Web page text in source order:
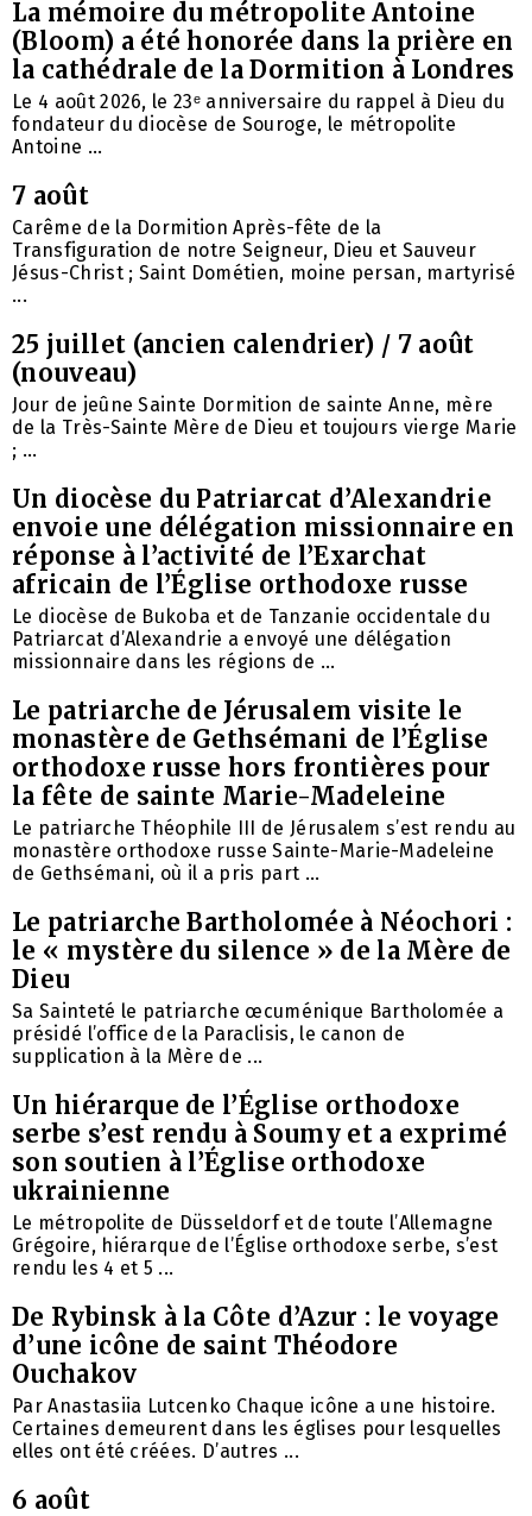
La mémoire du métropolite Antoine
(Bloom) a été honorée dans la prière en
la cathédrale de la Dormition à Londres
Le 4 août 2026, le 23ᵉ anniversaire du rappel à Dieu du
fondateur du diocèse de Souroge, le métropolite
Antoine ...
7 août
Carême de la Dormition Après-fête de la
Transfiguration de notre Seigneur, Dieu et Sauveur
Jésus-Christ ; Saint Dométien, moine persan, martyrisé
...
25 juillet (ancien calendrier) / 7 août
(nouveau)
Jour de jeûne Sainte Dormition de sainte Anne, mère
de la Très-Sainte Mère de Dieu et toujours vierge Marie
; ...
Un diocèse du Patriarcat d’Alexandrie
envoie une délégation missionnaire en
réponse à l’activité de l’Exarchat
africain de l’Église orthodoxe russe
Le diocèse de Bukoba et de Tanzanie occidentale du
Patriarcat d’Alexandrie a envoyé une délégation
missionnaire dans les régions de ...
Le patriarche de Jérusalem visite le
monastère de Gethsémani de l’Église
orthodoxe russe hors frontières pour
la fête de sainte Marie-Madeleine
Le patriarche Théophile III de Jérusalem s’est rendu au
monastère orthodoxe russe Sainte-Marie-Madeleine
de Gethsémani, où il a pris part ...
Le patriarche Bartholomée à Néochori :
le « mystère du silence » de la Mère de
Dieu
Sa Sainteté le patriarche œcuménique Bartholomée a
présidé l’office de la Paraclisis, le canon de
supplication à la Mère de ...
Un hiérarque de l’Église orthodoxe
serbe s’est rendu à Soumy et a exprimé
son soutien à l’Église orthodoxe
ukrainienne
Le métropolite de Düsseldorf et de toute l’Allemagne
Grégoire, hiérarque de l’Église orthodoxe serbe, s’est
rendu les 4 et 5 ...
De Rybinsk à la Côte d’Azur : le voyage
d’une icône de saint Théodore
Ouchakov
Par Anastasiia Lutcenko Chaque icône a une histoire.
Certaines demeurent dans les églises pour lesquelles
elles ont été créées. D’autres ...
6 août